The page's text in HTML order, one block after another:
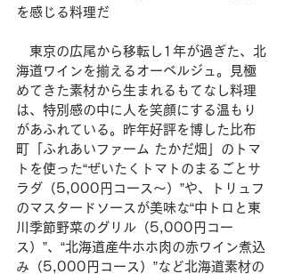
を感じる料理だ
東京の広尾から移転し1年が過ぎた、北
海道ワインを揃えるオーベルジュ。見極
めてきた素材から生まれるもてなし料理
は、特別感の中に人を笑顔にする温もり
があふれている。昨年好評を博した比布
町「ふれあいファーム たかだ畑」のトマ
トを使った“ぜいたくトマトのまるごとサ
ラダ（5,000円コース〜）”や、トリュフ
のマスタードソースが美味な“中トロと東
川季節野菜のグリル（5,000円コー
ス）”、“北海道産牛ホホ肉の赤ワイン煮込
み（5,000円コース）”など北海道素材の